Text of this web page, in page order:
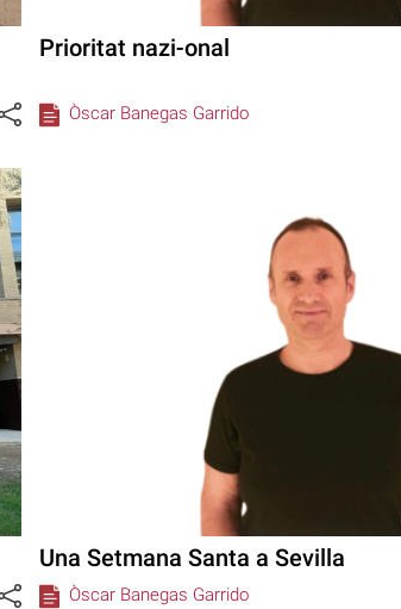
Prioritat nazi-onal
Òscar Banegas Garrido
Una Setmana Santa a Sevilla
Òscar Banegas Garrido